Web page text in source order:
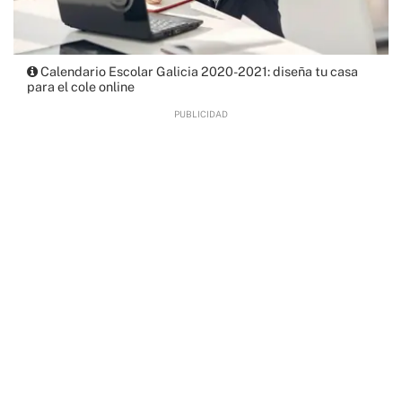
Calendario Escolar Galicia 2020-2021: diseña tu casa
para el cole online